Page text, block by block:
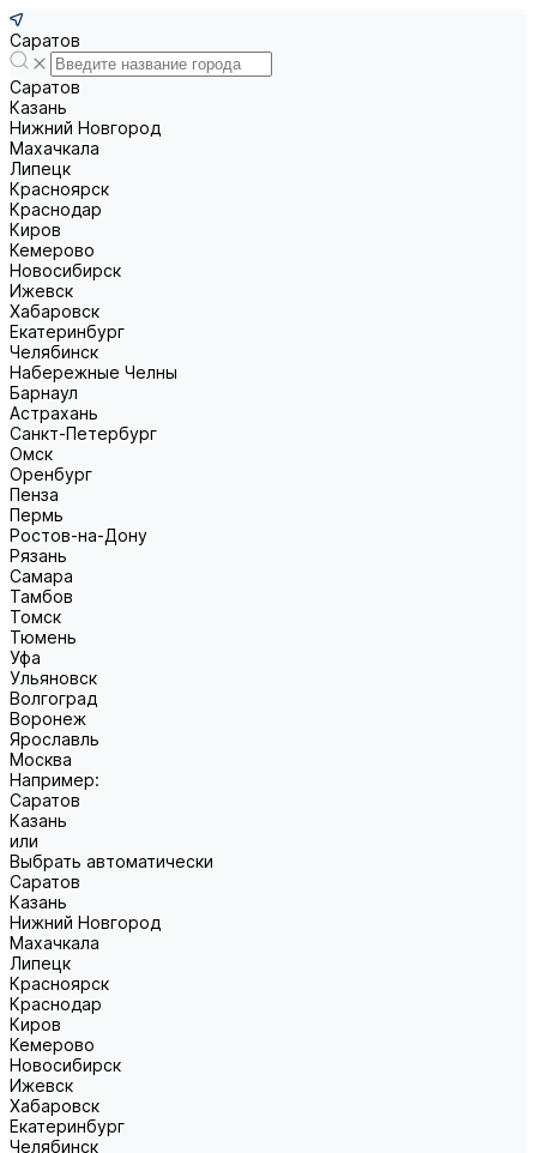
Саратов
Саратов
Казань
Нижний Новгород
Махачкала
Липецк
Красноярск
Краснодар
Киров
Кемерово
Новосибирск
Ижевск
Хабаровск
Екатеринбург
Челябинск
Набережные Челны
Барнаул
Астрахань
Санкт-Петербург
Омск
Оренбург
Пенза
Пермь
Ростов-на-Дону
Рязань
Самара
Тамбов
Томск
Тюмень
Уфа
Ульяновск
Волгоград
Воронеж
Ярославль
Москва
Например:
Саратов
Казань
или
Выбрать автоматически
Саратов
Казань
Нижний Новгород
Махачкала
Липецк
Красноярск
Краснодар
Киров
Кемерово
Новосибирск
Ижевск
Хабаровск
Екатеринбург
Челябинск